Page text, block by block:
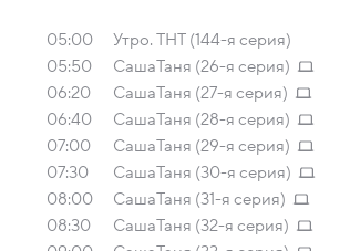
05:00
Утро. ТНТ (144-я серия)
05:50
СашаТаня (26-я серия)
06:20
СашаТаня (27-я серия)
06:40
СашаТаня (28-я серия)
07:00
СашаТаня (29-я серия)
07:30
СашаТаня (30-я серия)
08:00
СашаТаня (31-я серия)
08:30
СашаТаня (32-я серия)